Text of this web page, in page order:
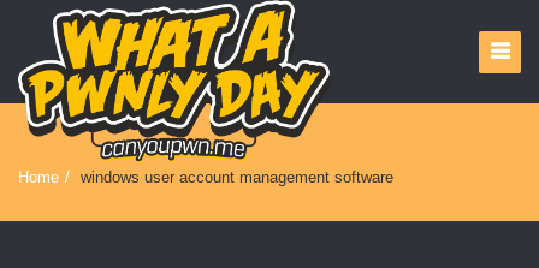
Home / windows user account management software